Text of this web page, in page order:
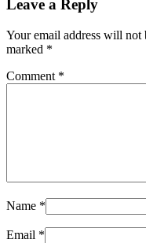
Leave a Reply
Your email address will not
marked *
Comment *
Name *
Email *